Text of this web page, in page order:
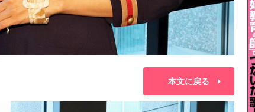
本文に戻る